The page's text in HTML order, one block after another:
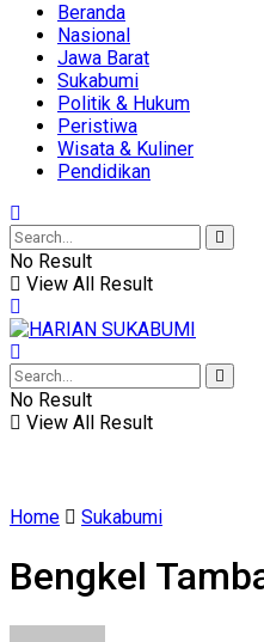
Beranda
Nasional
Jawa Barat
Sukabumi
Politik & Hukum
Peristiwa
Wisata & Kuliner
Pendidikan
No Result
View All Result
No Result
View All Result
Home Sukabumi
Bengkel